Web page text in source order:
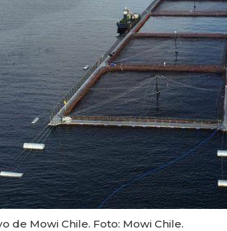
de Mowi Chile. Foto: Mowi Chile.